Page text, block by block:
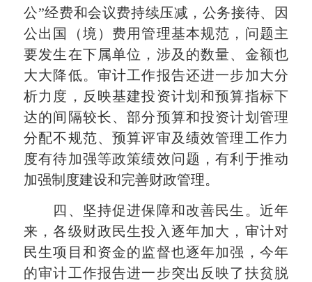
公”经费和会议费持续压减，公务接待、因
公出国（境）费用管理基本规范，问题主
要发生在下属单位，涉及的数量、金额也
大大降低。审计工作报告还进一步加大分
析力度，反映基建投资计划和预算指标下
达的间隔较长、部分预算和投资计划管理
分配不规范、预算评审及绩效管理工作力
度有待加强等政策绩效问题，有利于推动
加强制度建设和完善财政管理。
四、坚持促进保障和改善民生。近年
来，各级财政民生投入逐年加大，审计对
民生项目和资金的监督也逐年加强，今年
的审计工作报告进一步突出反映了扶贫脱